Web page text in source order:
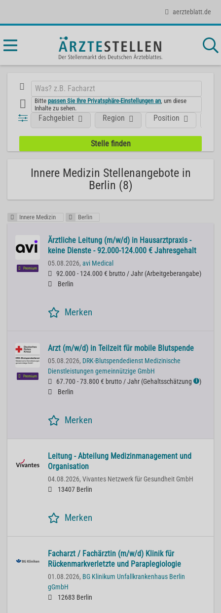
aerzteblatt.de
Bittepassen Sie Ihre Privatsphäre-Einstellungen an , um diese
Inhalte zu sehen.
Position
Fachgebiet Region
Innere Medizin Stellenangebote in
Berlin (8)
Innere Medizin Berlin
Premium
Ärztliche Leitung (m/w/d) in Hausarztpraxis -
keine Dienste - 92.000-124.000 € Jahresgehalt
05.08.2026, avi Medical
92.000 - 124.000 € brutto / Jahr (Arbeitgeberangabe)
Berlin
Merken
Premium
Arzt (m/w/d) in Teilzeit für mobile Blutspende
05.08.2026, DRK-Blutspendedienst Medizinische
Dienstleistungen gemeinnützige GmbH
67.700 - 73.800 € brutto / Jahr (Gehaltsschätzung ℹ )
Berlin
Merken
Leitung - Abteilung Medizinmanagement und
Organisation
04.08.2026, Vivantes Netzwerk für Gesundheit GmbH
13407 Berlin
Merken
Facharzt / Fachärztin (m/w/d) Klinik für
Rückenmarkverletzte und Paraplegiologie
01.08.2026, BG Klinikum Unfallkrankenhaus Berlin
gGmbH
12683 Berlin